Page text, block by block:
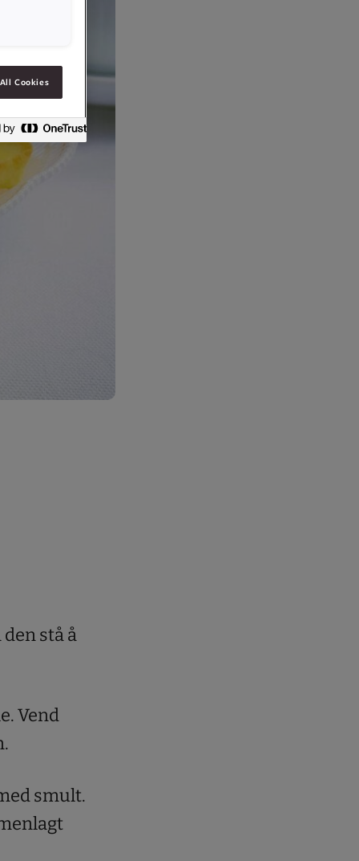
stå å
Vend
smult.
Cookies